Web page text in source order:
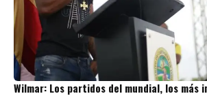
Wilmar: Los partidos del mundial, los más